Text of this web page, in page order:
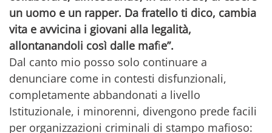
un uomo e un rapper. Da fratello ti dico, cambia
vita e avvicina i giovani alla legalità,
allontanandoli così dalle mafie”.
Dal canto mio posso solo continuare a
denunciare come in contesti disfunzionali,
completamente abbandonati a livello
Istituzionale, i minorenni, divengono prede facili
per organizzazioni criminali di stampo mafioso: